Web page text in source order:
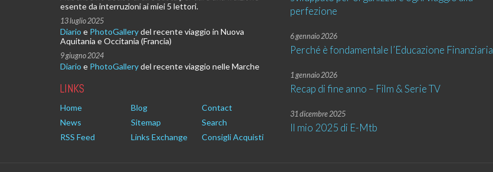
esente da interruzioni ai miei 5 lettori.
13 luglio 2025
Diario e PhotoGallerydel recente viaggio in Nuova
Aquitania e Occitania (Francia)
9 giugno 2024
Diario e PhotoGallerydel recente viaggio nelle Marche
LINKS
Home Blog
Contact
News
Sitemap
Search
RSS Feed
Links Exchange Consigli Acquisti
perfezione
6 gennaio 2026
Perché è fondamentale l’Educazione Finanziaria
1 gennaio 2026
Recap di fine anno – Film & Serie TV
31 dicembre 2025
Il mio 2025 di E-Mtb